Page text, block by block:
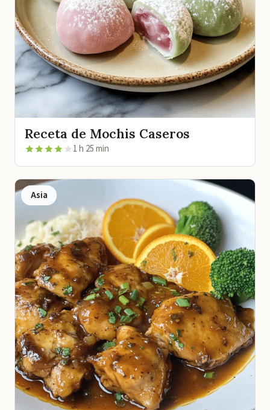
Receta de Mochis Caseros
1 h 25 min
Asia